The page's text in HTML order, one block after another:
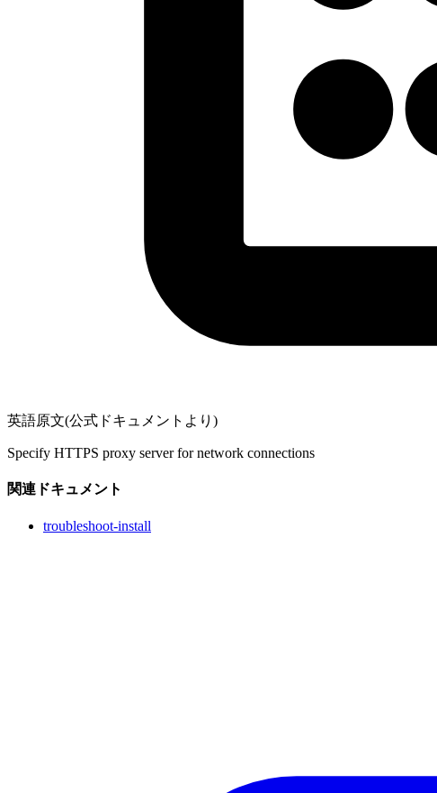
英語原文(公式ドキュメントより)
Specify HTTPS proxy server for network connections
関連ドキュメント
troubleshoot-install